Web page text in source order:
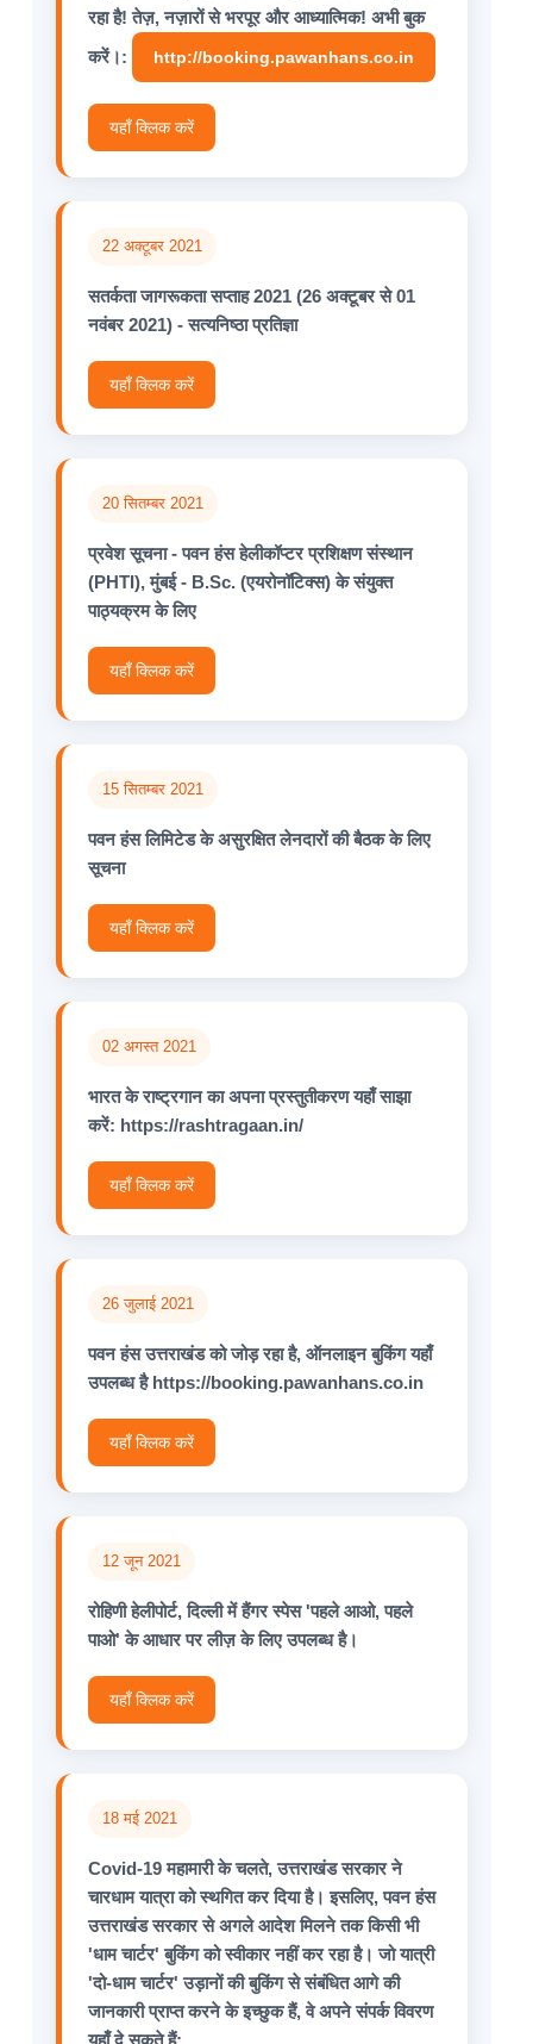
रहा है! तेज़, नज़ारों से भरपूर और आध्यात्मिक! अभी बुक
करें।:
http://booking.pawanhans.co.in
यहाँ क्लिक करें
22 अक्टूबर 2021
सतर्कता जागरूकता सप्ताह 2021 (26 अक्टूबर से 01
नवंबर 2021) - सत्यनिष्ठा प्रतिज्ञा
यहाँ क्लिक करें
20 सितम्बर 2021
प्रवेश सूचना - पवन हंस हेलीकॉप्टर प्रशिक्षण संस्थान
(PHTI), मुंबई - B.Sc. (एयरोनॉटिक्स) के संयुक्त
पाठ्यक्रम के लिए
यहाँ क्लिक करें
15 सितम्बर 2021
पवन हंस लिमिटेड के असुरक्षित लेनदारों की बैठक के लिए
सूचना
यहाँ क्लिक करें
02 अगस्त 2021
भारत के राष्ट्रगान का अपना प्रस्तुतीकरण यहाँ साझा
करें: https://rashtragaan.in/
यहाँ क्लिक करें
26 जुलाई 2021
पवन हंस उत्तराखंड को जोड़ रहा है, ऑनलाइन बुकिंग यहाँ
उपलब्ध है https://booking.pawanhans.co.in
यहाँ क्लिक करें
12 जून 2021
रोहिणी हेलीपोर्ट, दिल्ली में हैंगर स्पेस 'पहले आओ, पहले
पाओ' के आधार पर लीज़ के लिए उपलब्ध है।
यहाँ क्लिक करें
18 मई 2021
Covid-19 महामारी के चलते, उत्तराखंड सरकार ने
चारधाम यात्रा को स्थगित कर दिया है। इसलिए, पवन हंस
उत्तराखंड सरकार से अगले आदेश मिलने तक किसी भी
'धाम चार्टर' बुकिंग को स्वीकार नहीं कर रहा है। जो यात्री
'दो-धाम चार्टर' उड़ानों की बुकिंग से संबंधित आगे की
जानकारी प्राप्त करने के इच्छुक हैं, वे अपने संपर्क विवरण
यहाँ दे सकते हैं: